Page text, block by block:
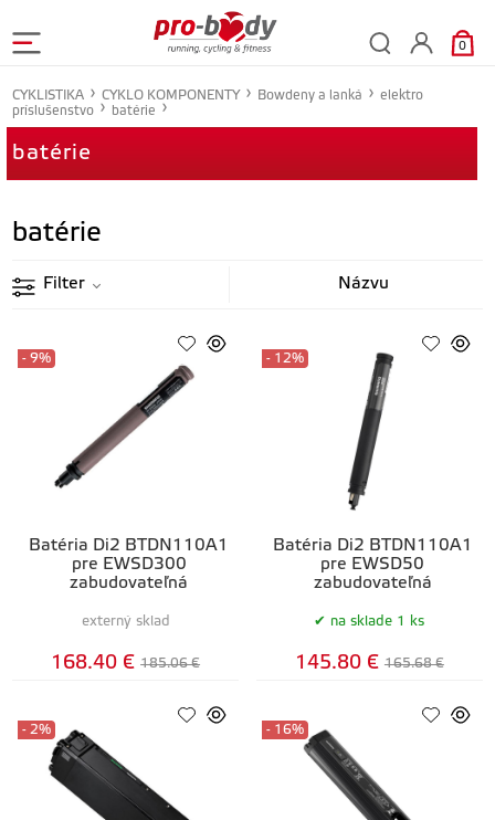
0
batérie
CYKLISTIKA CYKLO KOMPONENTY Bowdeny a lanká
elektro
príslušenstvo
batérie
batérie
Filter
Batéria Di2 BTDN110A1
pre EWSD300
zabudovateľná
- 9%
externý sklad
168.40 € 185.06 €
Batéria Di2 BTDN110A1
pre EWSD50
zabudovateľná
- 12%
na sklade 1 ks
145.80 € 165.68 €
- 2% - 16%